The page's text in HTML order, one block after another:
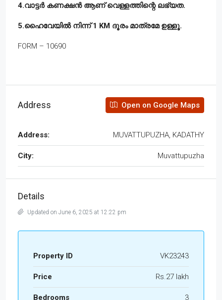
4.വാട്ടർ കണക്ഷൻ ആണ് വെള്ളത്തിന്റെ ലഭ്യത.
5.ഹൈവേയിൽ നിന്ന് 1 KM ദൂരം മാത്രമേ ഉള്ളൂ.
FORM – 10690
Address Open on Google Maps
Address: MUVATTUPUZHA, KADATHY
City: Muvattupuzha
Details
Updated on June 6, 2025 at 12:22 pm
Property ID VK23243
Price Rs.27 lakh
Bedrooms 3